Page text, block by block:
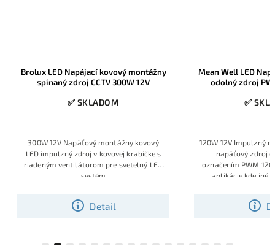
montážny
12V
kovový
krabičke s
svetelný LED
Mean Well LED Napájací spínaný vode
odolný zdroj PWM-120-24 IP67
120W 12V Impulzný napájací vode odolný
napäťový zdroj od Mean Well, s
označením PWM 120-24, aj pre náročné
aplikácie kde iné zdroje nefungujú